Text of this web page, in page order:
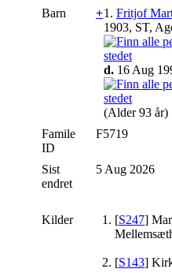
Barn
+1. Fritjof
1903, ST,
d. 16 Aug
(Alder 93 år)
Famile
ID
F5719
Sist
endret
5 Aug 2026
Kilder [S247]
[S143]